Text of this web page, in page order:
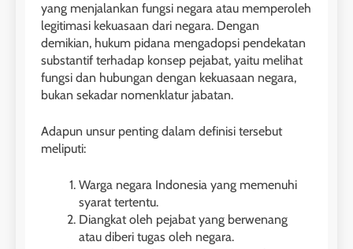
yang menjalankan fungsi negara atau memperoleh
legitimasi kekuasaan dari negara. Dengan
demikian, hukum pidana mengadopsi pendekatan
substantif terhadap konsep pejabat, yaitu melihat
fungsi dan hubungan dengan kekuasaan negara,
bukan sekadar nomenklatur jabatan.
Adapun unsur penting dalam definisi tersebut
meliputi:
Warga negara Indonesia yang memenuhi
syarat tertentu.
Diangkat oleh pejabat yang berwenang
atau diberi tugas oleh negara.